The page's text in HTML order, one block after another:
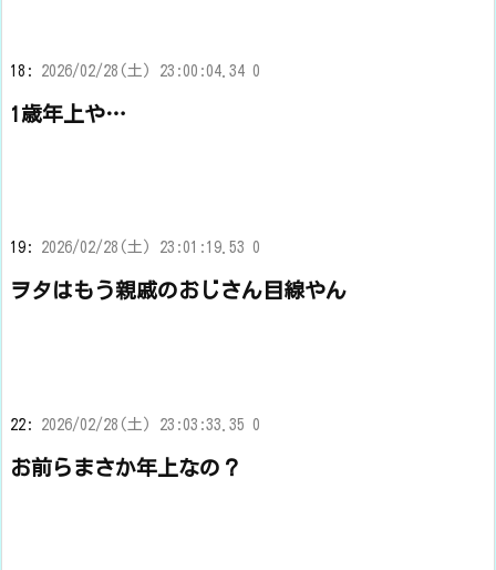
18: 2026/02/28(土) 23:00:04.34 0
1歳年上や…
19: 2026/02/28(土) 23:01:19.53 0
ヲタはもう親戚のおじさん目線やん
22: 2026/02/28(土) 23:03:33.35 0
お前らまさか年上なの？